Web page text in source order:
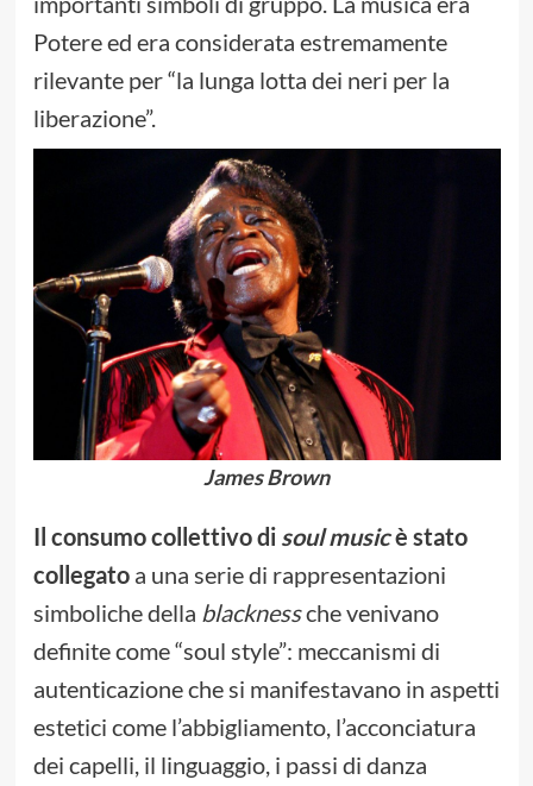
Potere ed era considerata estremamente
rilevante per “la lunga lotta dei neri per la
liberazione”.
James Brown
Il consumo collettivo di soul musicè stato
collegato a una serie di rappresentazioni
simboliche della blacknessche venivano
definite come “soul style”: meccanismi di
autenticazione che si manifestavano in aspetti
estetici come l’abbigliamento, l’acconciatura
dei capelli, il linguaggio, i passi di danza